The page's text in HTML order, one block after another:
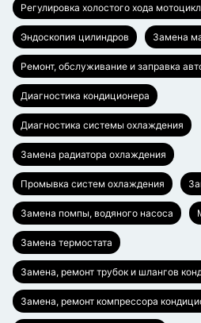
Регулировка холостого хода
Эндоскопия цилиндров Замена
Ремонт, обслуживание и заправка
Диагностика кондиционера
Диагностика системы охлаждения
Замена радиатора охлаждения
Промывка систем охлаждения
Замена помпы, водяного насоса
Замена термостата
Замена, ремонт трубок и шлангов
Замена, ремонт компрессора